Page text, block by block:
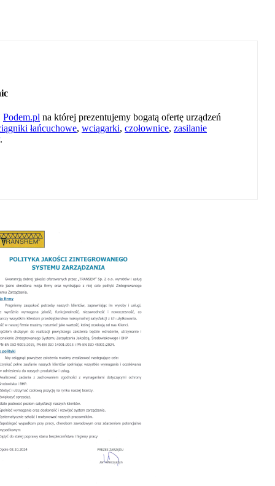
Podem.pl na której prezentujemy bogatą ofertę urządzeń
łańcuchowe, wciągarki, czołownice, zasilanie
.